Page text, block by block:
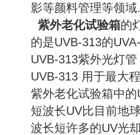
影等颜料管理等领域.
紫外老化试验箱的
的是UVB-313的
UVB-313紫外光灯管
UVB-313 用于最大
紫外老化试验箱中
短波长UV比目前地
波长短许多的UV光